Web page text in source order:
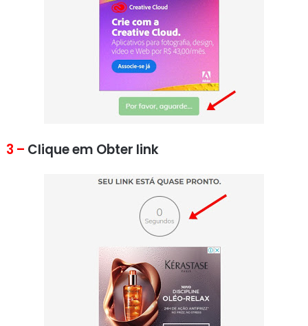
3 – Clique em Obter link